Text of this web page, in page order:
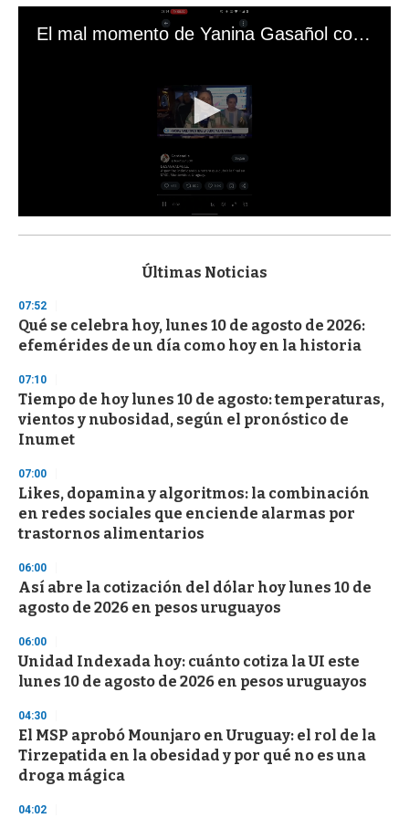
El mal momento de Yanina Gasañol con un hincha argentino en "Subrayado"
s
d
s
o
f
3
s
c
o
d
s
Últimas Noticias
07:52
Qué se celebra hoy, lunes 10 de agosto de 2026:
efemérides de un día como hoy en la historia
07:10
Tiempo de hoy lunes 10 de agosto: temperaturas,
vientos y nubosidad, según el pronóstico de
Inumet
07:00
Likes, dopamina y algoritmos: la combinación
en redes sociales que enciende alarmas por
trastornos alimentarios
06:00
Así abre la cotización del dólar hoy lunes 10 de
agosto de 2026 en pesos uruguayos
06:00
Unidad Indexada hoy: cuánto cotiza la UI este
lunes 10 de agosto de 2026 en pesos uruguayos
04:30
El MSP aprobó Mounjaro en Uruguay: el rol de la
Tirzepatida en la obesidad y por qué no es una
droga mágica
04:02